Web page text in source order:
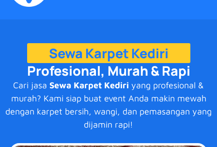
Sewa Karpet Kediri
Profesional, Murah & Rapi
Cari jasa Sewa Karpet Kediri yang profesional &
murah? Kami siap buat event Anda makin mewah
dengan karpet bersih, wangi, dan pemasangan yang
dijamin rapi!